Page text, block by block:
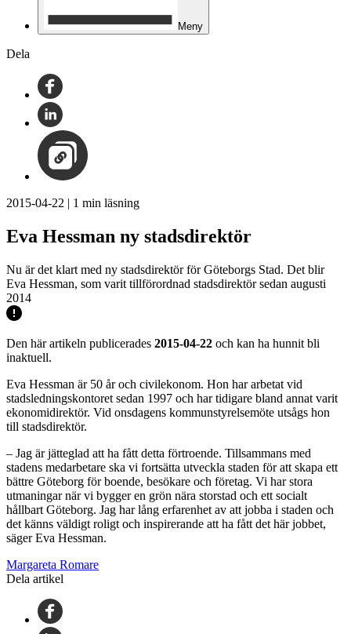
Meny
Dela
2015-04-22 | 1 min läsning
Eva Hessman ny stadsdirektör
Nu är det klart med ny stadsdirektör för Göteborgs Stad. Det blir
Eva Hessman, som varit tillförordnad stadsdirektör sedan augusti
2014
Den här artikeln publicerades 2015-04-22 och kan ha hunnit bli
inaktuell.
Eva Hessman är 50 år och civilekonom. Hon har arbetat vid
stadsledningskontoret sedan 1997 och har tidigare bland annat varit
ekonomidirektör. Vid onsdagens kommunstyrelsemöte utsågs hon
till stadsdirektör.
– Jag är jätteglad att ha fått detta förtroende. Tillsammans med
stadens medarbetare ska vi fortsätta utveckla staden för att skapa ett
bättre Göteborg för boende, besökare och företag. Vi har stora
utmaningar när vi bygger en grön nära storstad och ett socialt
hållbart Göteborg. Jag har lång erfarenhet av att jobba i staden och
det känns väldigt roligt och inspirerande att ha fått det här jobbet,
säger Eva Hessman.
Margareta Romare
Dela artikel